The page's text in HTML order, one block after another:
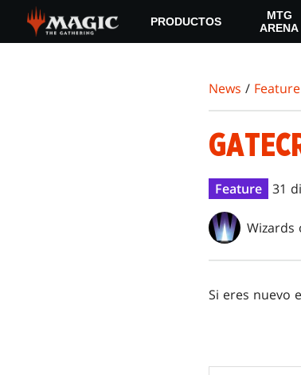
main
PRODUCTOS
MTG
ARENA
News / Feature
Feature 31
Wizards
Si eres nuevo